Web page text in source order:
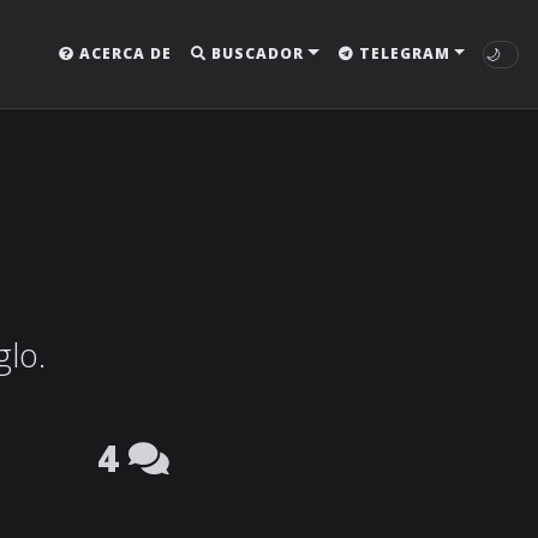
ACERCA DE BUSCADOR TELEGRAM 🌙
4